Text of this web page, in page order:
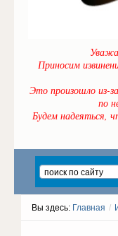
Приносим
Это произошло из-
по
Будем надеяться,
Вы здесь: Главная /